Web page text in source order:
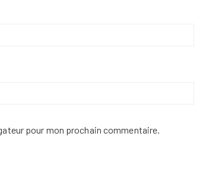
pour mon prochain commentaire.